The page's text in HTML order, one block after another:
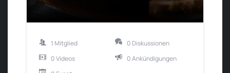
1 Mitglied
0 Diskussionen
0 Videos
0 Ankündigungen